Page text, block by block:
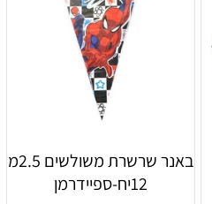
באנר שרשרת משולשים 2.5מ
12יח-ספיידרמן